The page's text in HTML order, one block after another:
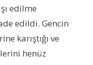
edilme
edildi. Gencin
karıştığı ve
henüz